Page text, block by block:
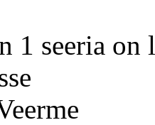
1 seeria on